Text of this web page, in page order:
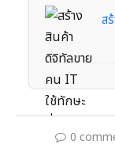
ส
0